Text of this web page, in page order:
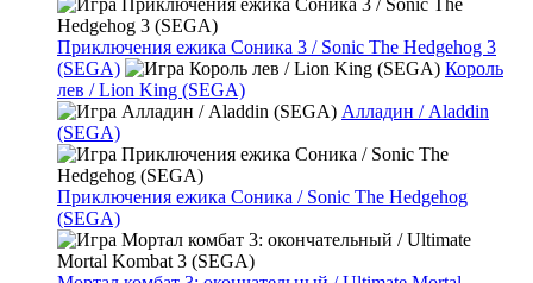
Приключения ежика Соника 3 / Sonic The Hedgehog 3
(SEGA)
Король
лев / Lion King (SEGA)
Алладин / Aladdin
(SEGA)
Приключения ежика Соника / Sonic The Hedgehog
(SEGA)